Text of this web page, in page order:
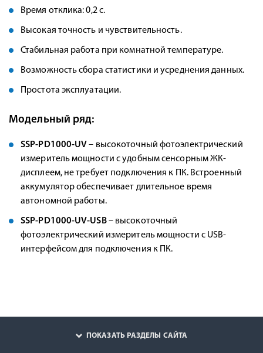
Время отклика: 0,2 с.
Высокая точность и чувствительность.
Стабильная работа при комнатной температуре.
Возможность сбора статистики и усреднения данных.
Простота эксплуатации.
Модельный ряд:
SSP-PD1000-UV – высокоточный фотоэлектрический
измеритель мощности с удобным сенсорным ЖК-
дисплеем, не требует подключения к ПК. Встроенный
аккумулятор обеспечивает длительное время
автономной работы.
SSP-PD1000-UV-USB– высокоточный
фотоэлектрический измеритель мощности с USB-
интерфейсом для подключения к ПК.
ПОКАЗАТЬ РАЗДЕЛЫ САЙТА